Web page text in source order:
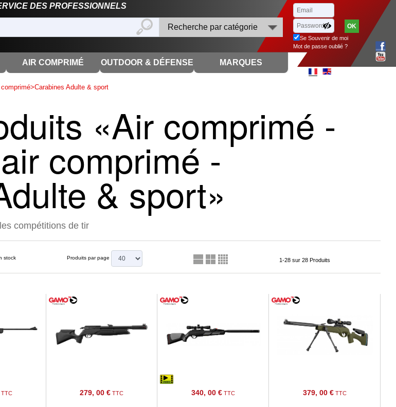
DES PROFESSIONNELS
Recherche par catégorie
AIR COMPRIMÉ OUTDOOR & DÉFENSE MARQUES
Se Souvenir de moi
Mot de passe oublié ?
>Carabines Adulte & sport
«Air comprimé -
comprimé -
& sport»
compétitions de tir
stock Produits par page 1-28 sur 28 Produits
279, 00 € TTC 340, 00 € TTC 379, 00 € TTC